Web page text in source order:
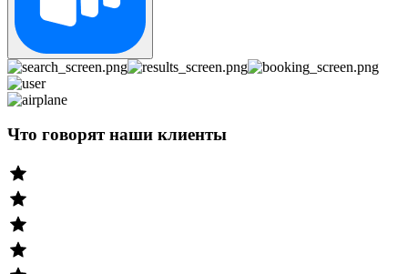
Что говорят наши клиенты